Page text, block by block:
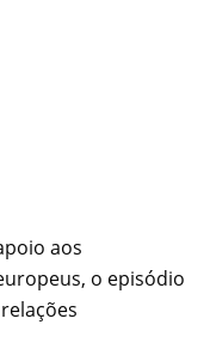
aos
o episódio